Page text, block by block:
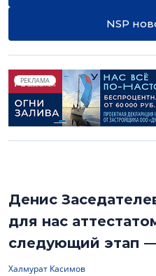
NSP
РЕКЛАМА
Денис
для нас
следующий этап —
Халмурат Касимов